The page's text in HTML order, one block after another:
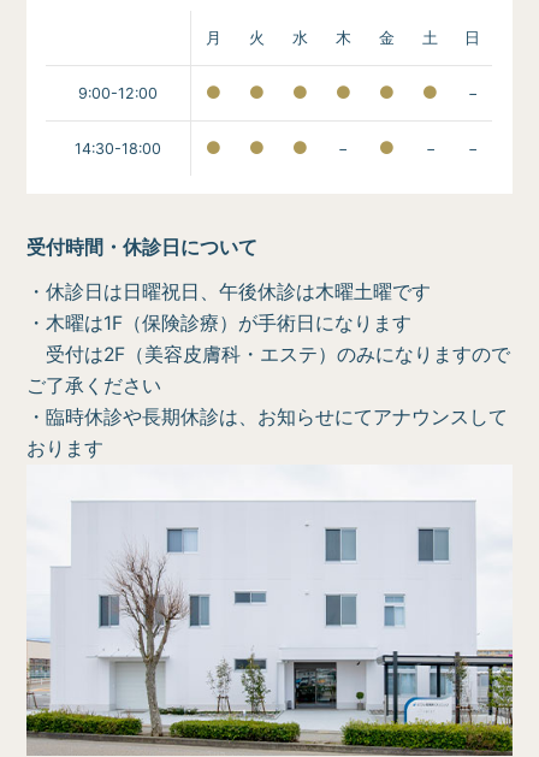
月 火 水 木 金 土 日
9:00-12:00 −
14:30-18:00 − − −
受付時間・休診日について
・休診日は日曜祝日、午後休診は木曜土曜です
・木曜は1F（保険診療）が手術日になります
受付は2F（美容皮膚科・エステ）のみになりますので
ご了承ください
・臨時休診や長期休診は、お知らせにてアナウンスして
おります